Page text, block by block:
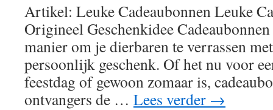
Artikel: Leuke Cadeaubonnen Leuke
Origineel Geschenkidee
manier om je dierbaren te verrassen
persoonlijk geschenk. Of het nu voor
feestdag of gewoon zomaar is,
ontvangers de … Lees verder →